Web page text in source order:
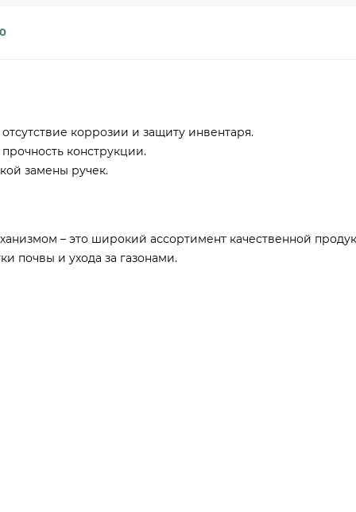
0
коррозии и защиту инвентаря.
конструкции.
замены ручек.
– это широкий ассортимент качественной
почвы и ухода за газонами.